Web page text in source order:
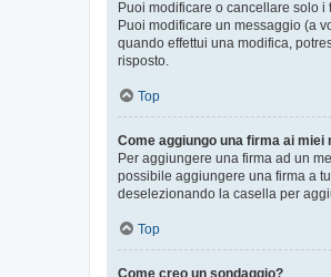
Puoi modificare o cancellare solo
Puoi modificare un messaggio (a
quando effettui una modifica,
risposto.
Top
Come aggiungo una firma ai miei
Per aggiungere una firma ad un
possibile aggiungere una firma a
deselezionando la casella per
Top
Come creo un sondaggio?